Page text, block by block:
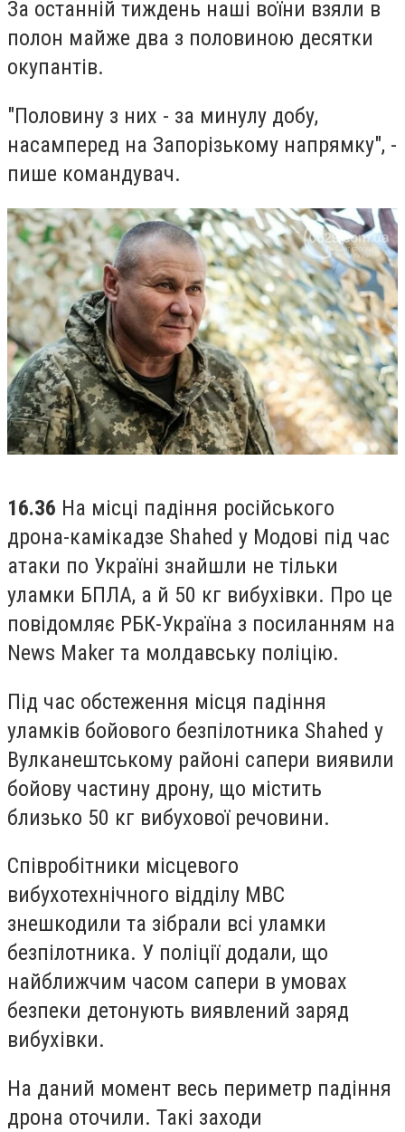
За останній тиждень наші воїни взяли в
полон майже два з половиною десятки
окупантів.
"Половину з них - за минулу добу,
насамперед на Запорізькому напрямку", -
пише командувач.
16.36 На місці падіння російського
дрона-камікадзе Shahed у Модові під час
атаки по Україні знайшли не тільки
уламки БПЛА, а й 50 кг вибухівки. Про це
повідомляє РБК-Україна з посиланням на
News Maker та молдавську поліцію.
Під час обстеження місця падіння
уламків бойового безпілотника Shahed у
Вулканештському районі сапери виявили
бойову частину дрону, що містить
близько 50 кг вибухової речовини.
Співробітники місцевого
вибухотехнічного відділу МВС
знешкодили та зібрали всі уламки
безпілотника. У поліції додали, що
найближчим часом сапери в умовах
безпеки детонують виявлений заряд
вибухівки.
На даний момент весь периметр падіння
дрона оточили. Такі заходи